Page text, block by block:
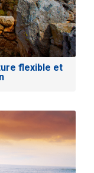
flexible et